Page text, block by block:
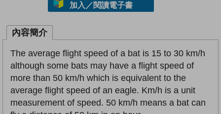
加入／閱讀電子書
內容簡介
The average flight speed of a bat is 15 to 30 km/h
although some bats may have a flight speed of
more than 50 km/h which is equivalent to the
average flight speed of an eagle. Km/h is a unit
measurement of speed. 50 km/h means a bat can